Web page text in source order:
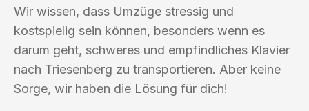
Wir wissen, dass Umzüge stressig und
kostspielig sein können, besonders wenn es
darum geht, schweres und empfindliches Klavier
nach Triesenberg zu transportieren. Aber keine
Sorge, wir haben die Lösung für dich!